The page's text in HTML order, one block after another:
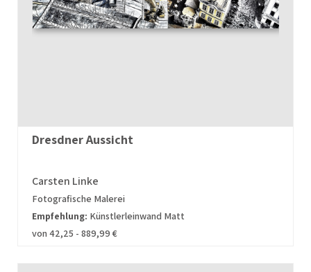
Dresdner Aussicht
Carsten Linke
Fotografische Malerei
Empfehlung: Künstlerleinwand Matt
von 42,25 - 889,99 €